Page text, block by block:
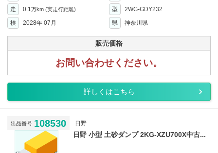
走 0.1万km (実走行距離) 型
2WG-GDY232
検
2028年 07月 県 神奈川県
販売価格
お問い合わせください。
詳しくはこちら
出品番号 108530 日野
日野 小型 土砂ダンプ 2KG-XZU700X中古...